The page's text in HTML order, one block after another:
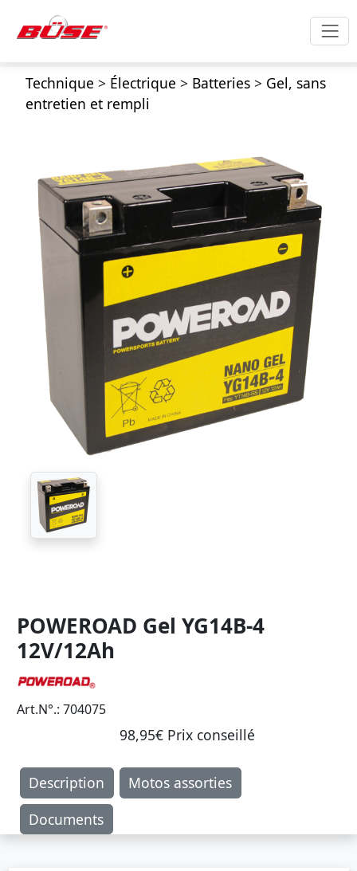
Technique > Électrique > Batteries> Gel, sans
entretien et rempli
POWEROAD Gel YG14B-4
12V/12Ah
Art.N°.: 704075
98,95€ Prix ​​conseillé
Description
Motos assorties
Documents